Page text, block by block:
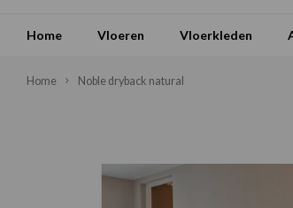
Home Vloeren Vloerkleden
Home Noble dryback natural